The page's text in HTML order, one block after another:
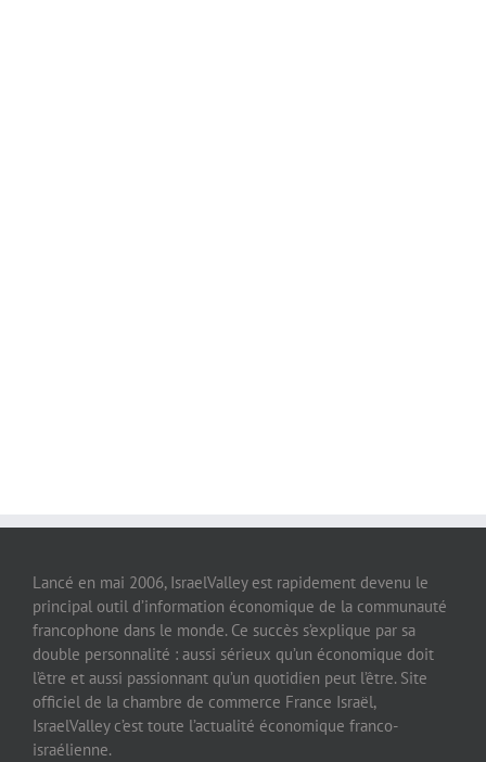
Lancé en mai 2006, IsraelValley est rapidement devenu le
principal outil d’information économique de la communauté
francophone dans le monde. Ce succès s’explique par sa
double personnalité : aussi sérieux qu’un économique doit
l’être et aussi passionnant qu’un quotidien peut l’être. Site
officiel de la chambre de commerce France Israël,
IsraelValley c’est toute l’actualité économique franco-
israélienne.